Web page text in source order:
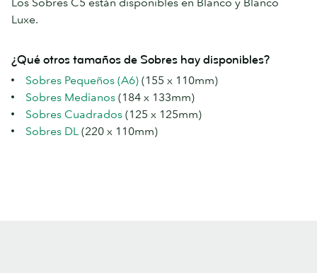
Luxe.
¿Qué otros tamaños de Sobres hay disponibles?
Sobres Pequeños (A6) (155 x 110mm)
Sobres Medianos (184 x 133mm)
Sobres Cuadrados (125 x 125mm)
Sobres DL (220 x 110mm)